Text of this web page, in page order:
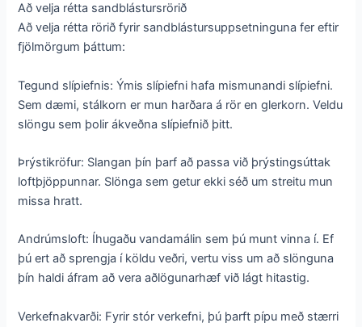
Að velja rétta sandblástursrörið
Að velja rétta rörið fyrir sandblástursuppsetninguna fer eftir
fjölmörgum þáttum:
Tegund slípiefnis: Ýmis slípiefni hafa mismunandi slípiefni.
Sem dæmi, stálkorn er mun harðara á rör en glerkorn. Veldu
slöngu sem þolir ákveðna slípiefnið þitt.
Þrýstikröfur: Slangan þín þarf að passa við þrýstingsúttak
loftþjöppunnar. Slönga sem getur ekki séð um streitu mun
missa hratt.
Andrúmsloft: Íhugaðu vandamálin sem þú munt vinna í. Ef
þú ert að sprengja í köldu veðri, vertu viss um að slönguna
þín haldi áfram að vera aðlögunarhæf við lágt hitastig.
Verkefnakvarði: Fyrir stór verkefni, þú þarft pípu með stærri